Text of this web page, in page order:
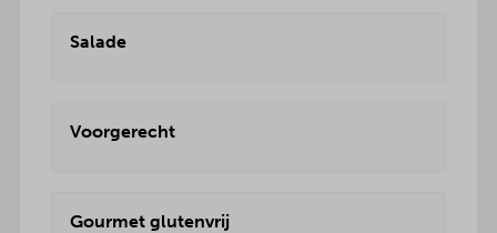
Salade
Voorgerecht
Gourmet glutenvrij